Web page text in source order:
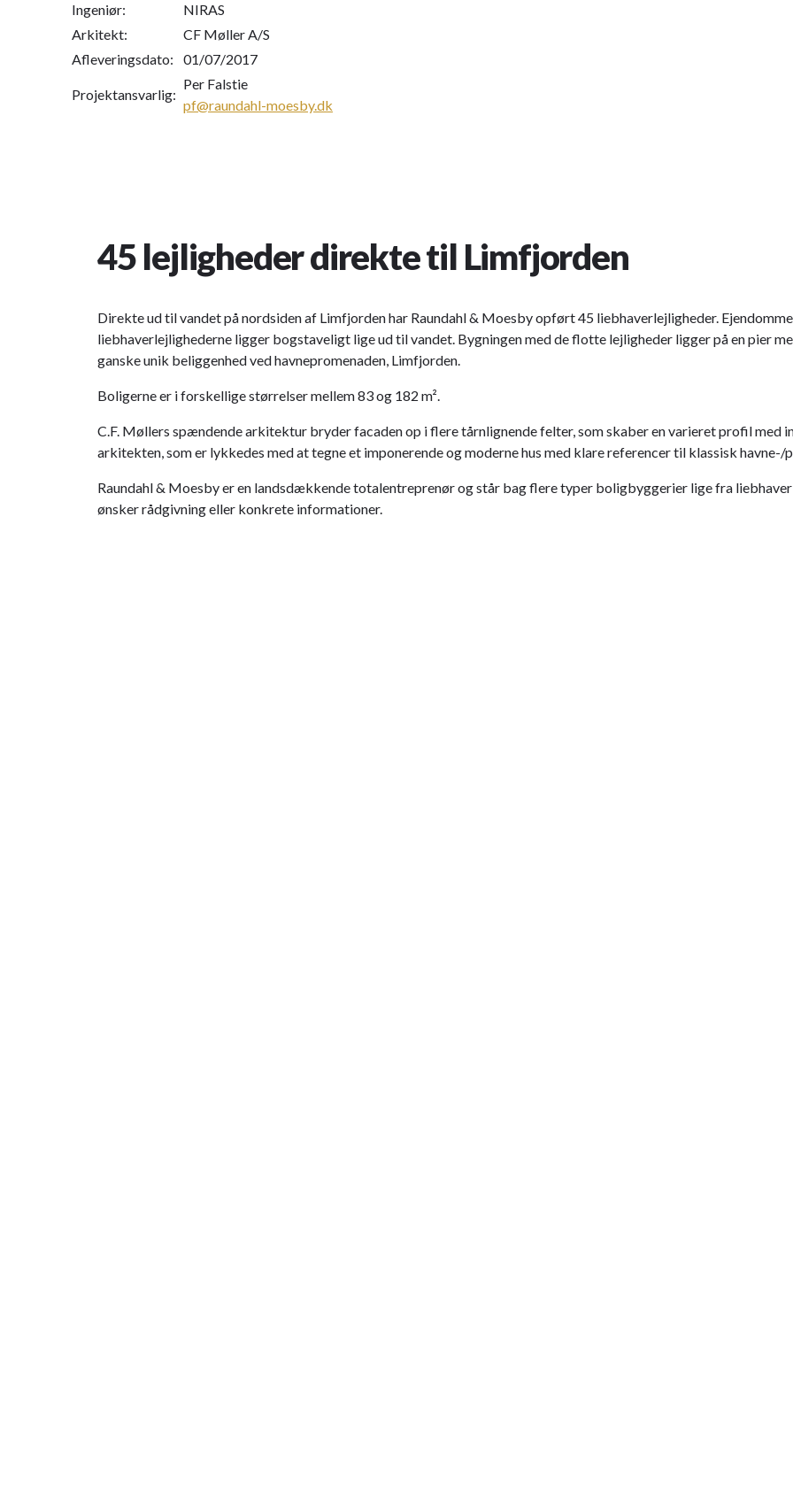
Ingeniør:
NIRAS
Arkitekt:
CF Møller A/S
Afleveringsdato:
01/07/2017
Projektansvarlig:
Per Falstie
pf@raundahl-moesby.dk
45 lejligheder direkte til Limfjorden
Direkte ud til vandet på nordsiden af Limfjorden har Raundahl & Moesby opført 45 liebhaverlejligheder.
liebhaverlejlighederne ligger bogstaveligt lige ud til vandet. Bygningen med de flotte lejligheder ligger på en pier
ganske unik beliggenhed ved havnepromenaden, Limfjorden.
Boligerne er i forskellige størrelser mellem 83 og 182 m².
C.F. Møllers spændende arkitektur bryder facaden op i flere tårnlignende felter, som skaber en varieret profil med
arkitekten, som er lykkedes med at tegne et imponerende og moderne hus med klare referencer til klassisk
Raundahl & Moesby er en landsdækkende totalentreprenør og står bag flere typer boligbyggerier lige fra
ønsker rådgivning eller konkrete informationer.